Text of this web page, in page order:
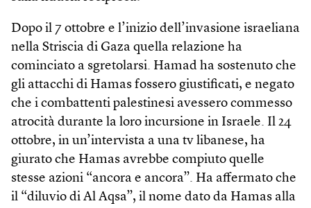
Dopo il 7 ottobre e l’inizio dell’invasione israeliana
nella Striscia di Gaza quella relazione ha
cominciato a sgretolarsi. Hamad ha sostenuto che
gli attacchi di Hamas fossero giustificati, e negato
che i combattenti palestinesi avessero commesso
atrocità durante la loro incursione in Israele. Il 24
ottobre, in un’intervista a una tv libanese, ha
giurato che Hamas avrebbe compiuto quelle
stesse azioni “ancora e ancora”. Ha affermato che
il “diluvio di Al Aqsa”, il nome dato da Hamas alla